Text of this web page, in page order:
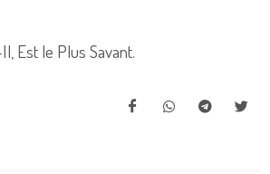
Est le Plus Savant.